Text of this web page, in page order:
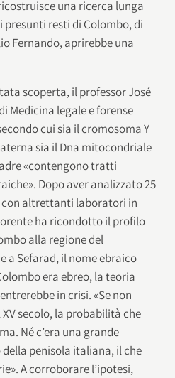
una ricerca lunga
presunti resti di Colombo, di
Fernando, aprirebbe una
scoperta, il professor José
Medicina legale e forense
cui sia il cromosoma Y
sia il Dna mitocondriale
«contengono tratti
Dopo aver analizzato 25
altrettanti laboratori in
ha ricondotto il profilo
alla regione del
a Sefarad, il nome ebraico
era ebreo, la teoria
in crisi. «Se non
XV secolo, la probabilità che
Né c’era una grande
penisola italiana, il che
A corroborare l’ipotesi,